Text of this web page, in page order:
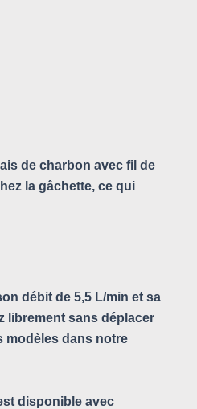
de charbon avec fil de
la gâchette, ce qui
débit de 5,5 L/min et sa
librement sans déplacer
modèles dans notre
disponible avec